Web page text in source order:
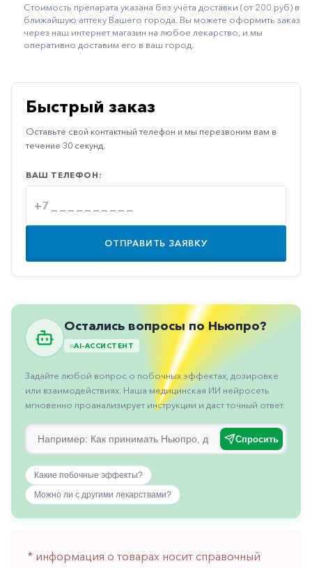
Остеопороз
Офтальмология
Противовирусные
Противовоспалительные
Противоопухолевые
Противоподагрические
Противорвотные
Противоэпилептические
Пульмонология
Сердечные
Тромбозы
Ухо-
горло-
нос
Хирургия
Щитовидная
Стоимость препарата указана без учёта доставки (от 200 руб) в
ближайшую аптеку Вашего города. Вы можете оформить заказ
через наш интернет магазин на любое лекарство, и мы
оперативно доставим его в ваш город.
Быстрый заказ
Оставьте свой контактный телефон и мы перезвоним вам в
течение 30 секунд.
ВАШ ТЕЛЕФОН:
ОТПРАВИТЬ ЗАЯВКУ
Остались вопросы по Ньюпро?
AI-АССИСТЕНТ
Задайте любой вопрос о побочных эффектах, дозировке
или взаимодействиях. Наша медицинская ИИ нейросеть
мгновенно проанализирует инструкции и даст точный ответ.
Спросить
Какие побочные эффекты?
Можно ли с другими лекарствами?
* информация о товарах носит справочный